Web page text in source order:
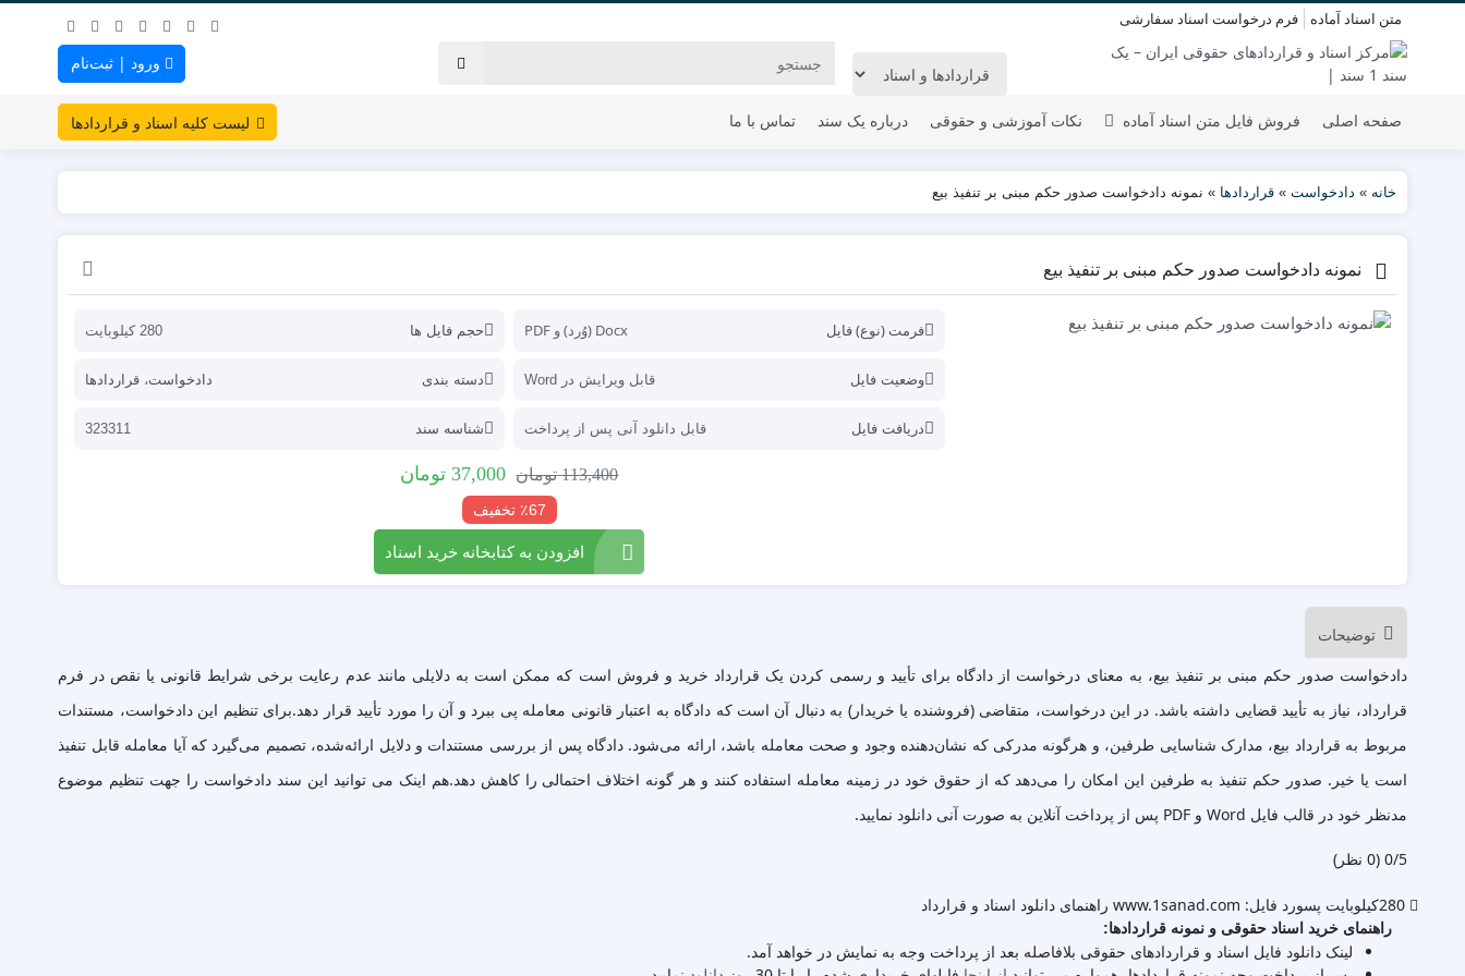
متن اسناد آماده فرم درخواست اسناد سفارشی
ورود | ثبت‌نام
صفحه اصلی فروش فایل متن اسناد آماده نکات آموزشی و حقوقی درباره یک سند تماس با ما لیست کلیه اسناد و قراردادها
خانه » دادخواست »قراردادها » نمونه دادخواست صدور حکم مبنی بر تنفیذ بیع
نمونه دادخواست صدور حکم مبنی بر تنفیذ بیع
فرمت (نوع) فایل Docx (وُرد) و PDF حجم فایل ها 280 کیلوبایت
وضعیت فایل قابل ویرایش در Word دسته بندی دادخواست، قراردادها
دریافت فایل قابل دانلود آنی پس از پرداخت شناسه سند 323311
113,400 تومان 37,000 تومان
٪67 تخفیف
افزودن به کتابخانه خرید اسناد
توضیحات
دادخواست صدور حکم مبنی بر تنفیذ بیع، به معنای درخواست از دادگاه برای تأیید و رسمی کردن یک قرارداد خرید و فروش است که ممکن است به دلایلی مانند عدم رعایت برخی شرایط قانونی یا نقص در فرم
قرارداد، نیاز به تأیید قضایی داشته باشد. در این درخواست، متقاضی (فروشنده یا خریدار) به دنبال آن است که دادگاه به اعتبار قانونی معامله پی ببرد و آن را مورد تأیید قرار دهد.برای تنظیم این دادخواست، مستندات
مربوط به قرارداد بیع، مدارک شناسایی طرفین، و هرگونه مدرکی که نشان‌دهنده وجود و صحت معامله باشد، ارائه می‌شود. دادگاه پس از بررسی مستندات و دلایل ارائه‌شده، تصمیم می‌گیرد که آیا معامله قابل تنفیذ
است یا خیر. صدور حکم تنفیذ به طرفین این امکان را می‌دهد که از حقوق خود در زمینه معامله استفاده کنند و هر گونه اختلاف احتمالی را کاهش دهد.هم اینک می توانید این سند دادخواست را جهت تنظیم موضوع
مدنظر خود در قالب فایل Word و PDF پس از پرداخت آنلاین به صورت آنی دانلود نمایید.
‫0/5 ‫(0 نظر)
280کیلوبایت پسورد فایل: www.1sanad.com راهنمای دانلود اسناد و قرارداد
راهنمای خرید اسناد حقوقی و نمونه قراردادها:
لینک دانلود فایل اسناد و قراردادهای حقوقی بلافاصله بعد از پرداخت وجه به نمایش در خواهد آمد.